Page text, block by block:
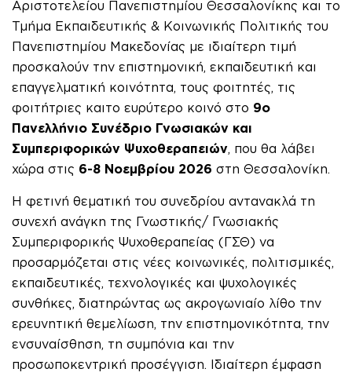
Αριστοτελείου Πανεπιστημίου Θεσσαλονίκης και το
Τμήμα Εκπαιδευτικής & Κοινωνικής Πολιτικής του
Πανεπιστημίου Μακεδονίας με ιδιαίτερη τιμή
προσκαλούν την επιστημονική, εκπαιδευτική και
επαγγελματική κοινότητα, τους φοιτητές, τις
φοιτήτριες καιτο ευρύτερο κοινό στο 9ο
Πανελλήνιο Συνέδριο Γνωσιακών και
Συμπεριφορικών Ψυχοθεραπειών, που θα λάβει
χώρα στις 6-8 Νοεμβρίου 2026 στη Θεσσαλονίκη.
Η φετινή θεματική του συνεδρίου αντανακλά τη
συνεχή ανάγκη της Γνωστικής/ Γνωσιακής
Συμπεριφορικής Ψυχοθεραπείας (ΓΣΘ) να
προσαρμόζεται στις νέες κοινωνικές, πολιτισμικές,
εκπαιδευτικές, τεχνολογικές και ψυχολογικές
συνθήκες, διατηρώντας ως ακρογωνιαίο λίθο την
ερευνητική θεμελίωση, την επιστημονικότητα, την
ενσυναίσθηση, τη συμπόνια και την
προσωποκεντρική προσέγγιση. Ιδιαίτερη έμφαση